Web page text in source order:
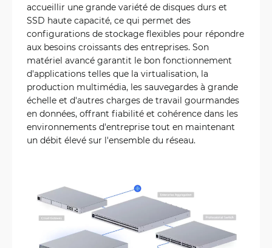
accueillir une grande variété de disques durs et
SSD haute capacité, ce qui permet des
configurations de stockage flexibles pour répondre
aux besoins croissants des entreprises. Son
matériel avancé garantit le bon fonctionnement
d'applications telles que la virtualisation, la
production multimédia, les sauvegardes à grande
échelle et d'autres charges de travail gourmandes
en données, offrant fiabilité et cohérence dans les
environnements d'entreprise tout en maintenant
un débit élevé sur l'ensemble du réseau.